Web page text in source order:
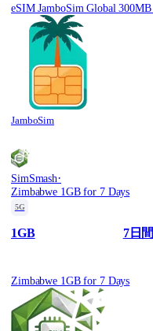
JamboSim
SimSmash·
Zimbabwe 1GB for 7 Days
5G
1GB 7日間
Zimbabwe 1GB for 7 Days